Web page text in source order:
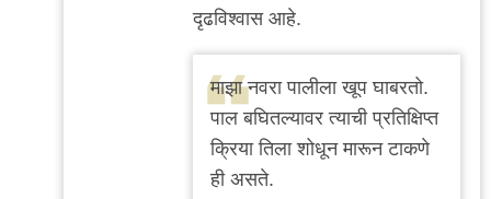
by
केसकर
दृढविश्वास आहे.
माझा नवरा पालीला खूप घाबरतो.
पाल बघितल्यावर त्याची प्रतिक्षिप्त
क्रिया तिला शोधून मारून टाकणे
ही असते.